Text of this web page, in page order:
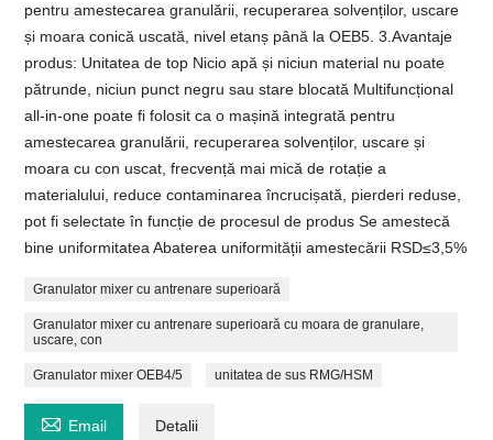
pentru amestecarea granulării, recuperarea solvenților, uscare
și moara conică uscată, nivel etanș până la OEB5. 3.Avantaje
produs: Unitatea de top Nicio apă și niciun material nu poate
pătrunde, niciun punct negru sau stare blocată Multifuncțional
all-in-one poate fi folosit ca o mașină integrată pentru
amestecarea granulării, recuperarea solvenților, uscare și
moara cu con uscat, frecvență mai mică de rotație a
materialului, reduce contaminarea încrucișată, pierderi reduse,
pot fi selectate în funcție de procesul de produs Se amestecă
bine uniformitatea Abaterea uniformității amestecării RSD≤3,5%
Granulator mixer cu antrenare superioară
Granulator mixer cu antrenare superioară cu moara de granulare,
uscare, con
Granulator mixer OEB4/5 unitatea de sus RMG/HSM
 Email Detalii